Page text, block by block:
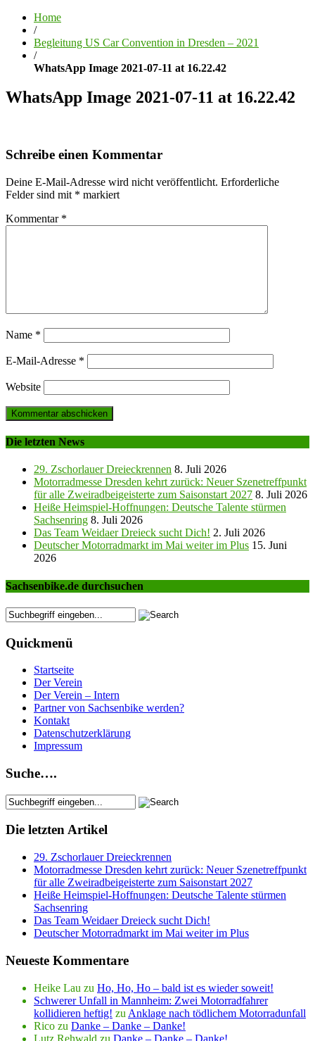
Home
/
Begleitung US Car Convention in Dresden – 2021
/
WhatsApp Image 2021-07-11 at 16.22.42
WhatsApp Image 2021-07-11 at 16.22.42
Schreibe einen Kommentar
Deine E-Mail-Adresse wird nicht veröffentlicht. Erforderliche
Felder sind mit * markiert
Kommentar *
Name *
E-Mail-Adresse *
Website
Die letzten News
29. Zschorlauer Dreieckrennen 8. Juli 2026
Motorradmesse Dresden kehrt zurück: Neuer Szenetreffpunkt
für alle Zweiradbeigeisterte zum Saisonstart 2027 8. Juli 2026
Heiße Heimspiel-Hoffnungen: Deutsche Talente stürmen
Sachsenring 8. Juli 2026
Das Team Weidaer Dreieck sucht Dich! 2. Juli 2026
Deutscher Motorradmarkt im Mai weiter im Plus 15. Juni
2026
Sachsenbike.de durchsuchen
Quickmenü
Startseite
Der Verein
Der Verein – Intern
Partner von Sachsenbike werden?
Kontakt
Datenschutzerklärung
Impressum
Suche….
Die letzten Artikel
29. Zschorlauer Dreieckrennen
Motorradmesse Dresden kehrt zurück: Neuer Szenetreffpunkt
für alle Zweiradbeigeisterte zum Saisonstart 2027
Heiße Heimspiel-Hoffnungen: Deutsche Talente stürmen
Sachsenring
Das Team Weidaer Dreieck sucht Dich!
Deutscher Motorradmarkt im Mai weiter im Plus
Neueste Kommentare
Heike Lau zu Ho, Ho, Ho – bald ist es wieder soweit!
Schwerer Unfall in Mannheim: Zwei Motorradfahrer
kollidieren heftig! zu Anklage nach tödlichem Motorradunfall
Rico zu Danke – Danke – Danke!
Lutz Rehwald zu Danke – Danke – Danke!